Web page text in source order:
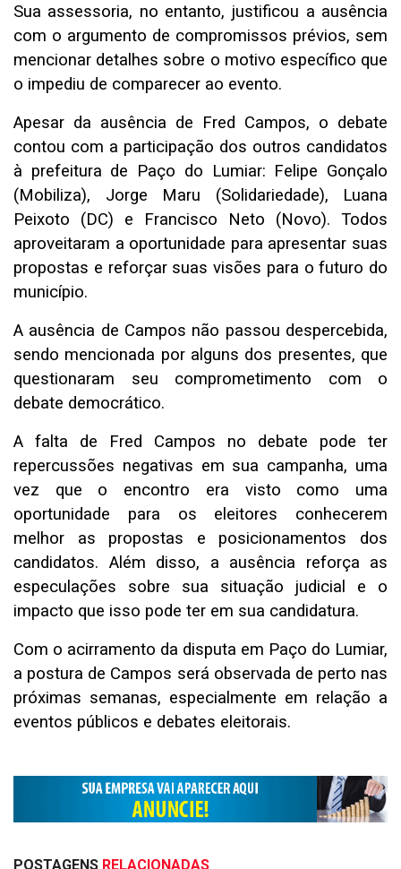
Sua assessoria, no entanto, justificou a ausência
com o argumento de compromissos prévios, sem
mencionar detalhes sobre o motivo específico que
o impediu de comparecer ao evento.
Apesar da ausência de Fred Campos, o debate
contou com a participação dos outros candidatos
à prefeitura de Paço do Lumiar: Felipe Gonçalo
(Mobiliza), Jorge Maru (Solidariedade), Luana
Peixoto (DC) e Francisco Neto (Novo). Todos
aproveitaram a oportunidade para apresentar suas
propostas e reforçar suas visões para o futuro do
município.
A ausência de Campos não passou despercebida,
sendo mencionada por alguns dos presentes, que
questionaram seu comprometimento com o
debate democrático.
A falta de Fred Campos no debate pode ter
repercussões negativas em sua campanha, uma
vez que o encontro era visto como uma
oportunidade para os eleitores conhecerem
melhor as propostas e posicionamentos dos
candidatos. Além disso, a ausência reforça as
especulações sobre sua situação judicial e o
impacto que isso pode ter em sua candidatura.
Com o acirramento da disputa em Paço do Lumiar,
a postura de Campos será observada de perto nas
próximas semanas, especialmente em relação a
eventos públicos e debates eleitorais.
POSTAGENS RELACIONADAS